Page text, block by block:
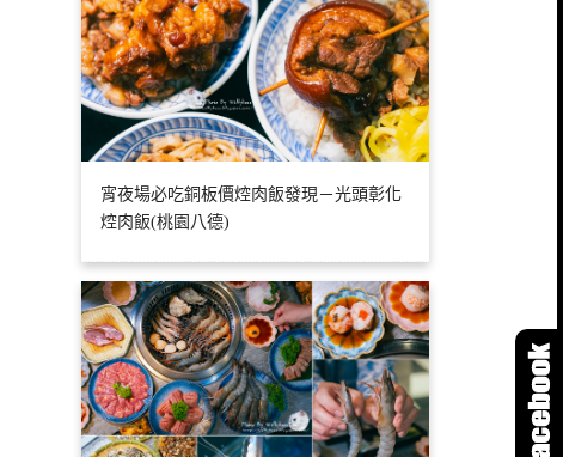
宵夜場必吃銅板價焢肉飯發現－光頭彰化
焢肉飯(桃園八德)